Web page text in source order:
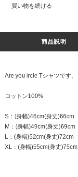
買い物を続ける
商品説明
Are you ircle Tシャツです。
コットン100%
S：(身幅)46cm(身丈)66cm
M：(身幅)49cm(身丈)69cm
L：(身幅)52cm(身丈)72cm
XL：(身幅)55cm(身丈)75cm